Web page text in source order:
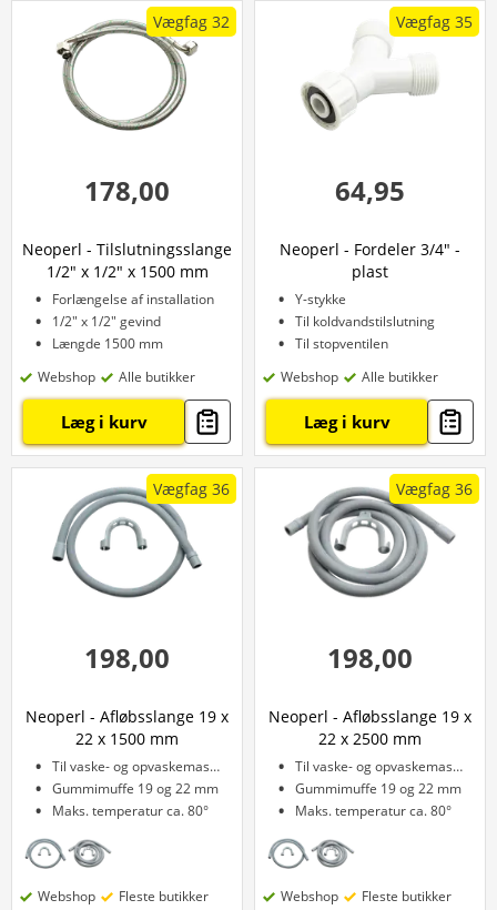
Vægfag 32
178,00
Neoperl - Tilslutningsslange
1/2" x 1/2" x 1500 mm
Forlængelse af installation
1/2" x 1/2" gevind
Længde 1500 mm
Webshop
Alle butikker
Læg i kurv
Vægfag 35
64,95
Neoperl - Fordeler 3/4" -
plast
Y-stykke
Til koldvandstilslutning
Til stopventilen
Webshop
Alle butikker
Læg i kurv
Vægfag 36
198,00
Neoperl - Afløbsslange 19 x
22 x 1500 mm
Til vaske- og opvaskemaskine
Gummimuffe 19 og 22 mm
Maks. temperatur ca. 80°
Webshop Fleste butikker
Vægfag 36
198,00
Neoperl - Afløbsslange 19 x
22 x 2500 mm
Til vaske- og opvaskemaskine
Gummimuffe 19 og 22 mm
Maks. temperatur ca. 80°
Webshop Fleste butikker